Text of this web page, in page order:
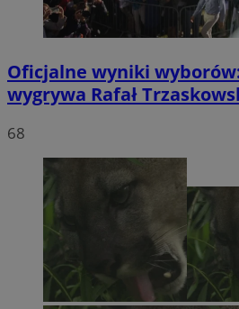
Oficjalne wyniki
wygrywa Rafał
68